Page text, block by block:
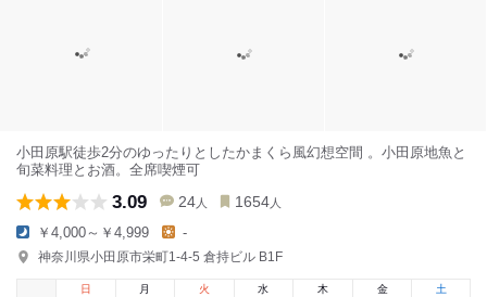
小田原駅徒歩2分のゆったりとしたかまくら風幻想空間 。小田原地魚と
旬菜料理とお酒。全席喫煙可
3.09 24 人 1654 人
￥4,000～￥4,999 -
神奈川県小田原市栄町1-4-5 倉持ビル B1F
日
月 火 水 木 金 土